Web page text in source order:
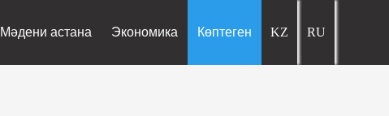
Мәдени астана Экономика Көптеген